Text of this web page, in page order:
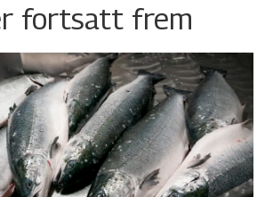
fortsatt frem